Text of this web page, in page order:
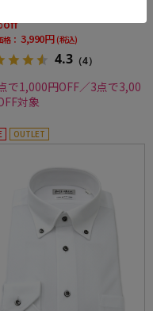
格： 3,990円 (税込)
4.3 （4）
で1,000円OFF／3点で3,00
対象
OUTLET